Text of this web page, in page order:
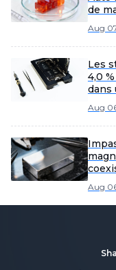
de
Aug
Les
4,0
dans
Aug
SMM]
Aug